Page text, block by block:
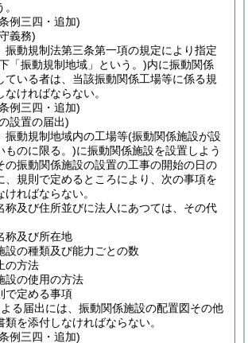
例三四・追加)
義務)
振動規制法第三条第一項の規定により指定
「振動規制地域」という。)内に振動関係
ている者は、当該振動関係工場等に係る規
ければならない。
例三四・追加)
設置の届出)
振動規制地域内の工場等(振動関係施設が設
ものに限る。)に振動関係施設を設置しよう
の振動関係施設の設置の工事の開始の日の
、規則で定めるところにより、次の事項を
ればならない。
称及び住所並びに法人にあつては、その代
称及び所在地
設の種類及び能力ごとの数
の方法
設の使用の方法
で定める事項
る届出には、振動関係施設の配置図その他
を添付しなければならない。
例三四・追加)